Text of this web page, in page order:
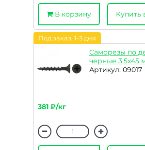
В корзину Купить
Под заказ: 1-3 дня
Саморезы по
черные 3,5х45
Артикул: 09017
381 ₽/кг